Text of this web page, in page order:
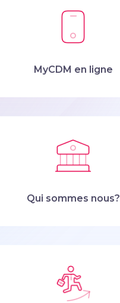
MyCDM en ligne
Qui sommes nous?